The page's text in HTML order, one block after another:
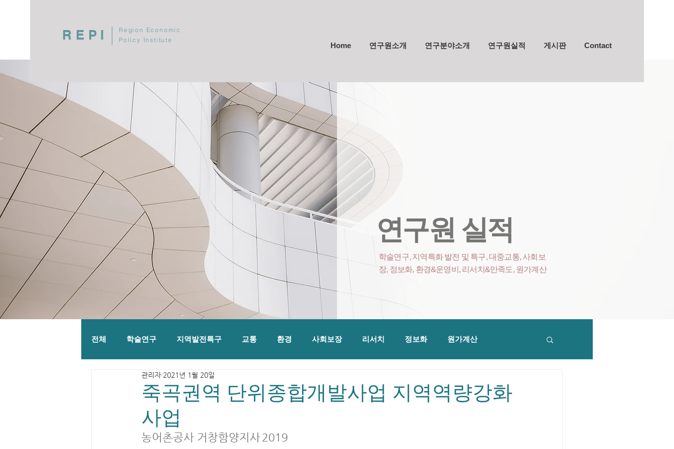
REPI
Region Economic
Policy Institute
Home 연구원소개 연구분야소개 연구원실적 게시판 Contact
전체 학술연구 지역발전특구 교통 환경 사회보장 리서치 정보화 원가계산
죽곡권역 단위종합개발사업 지역역량강화
사업
관리자 2021년 1월 20일
농어촌공사 거창함양지사	2019
연구원 실적
학술연구, 지역특화 발전 및 특구, 대중교통, 사회보
장, 정보화, 환경&운영비 , 리서치&만족도, 원가계산